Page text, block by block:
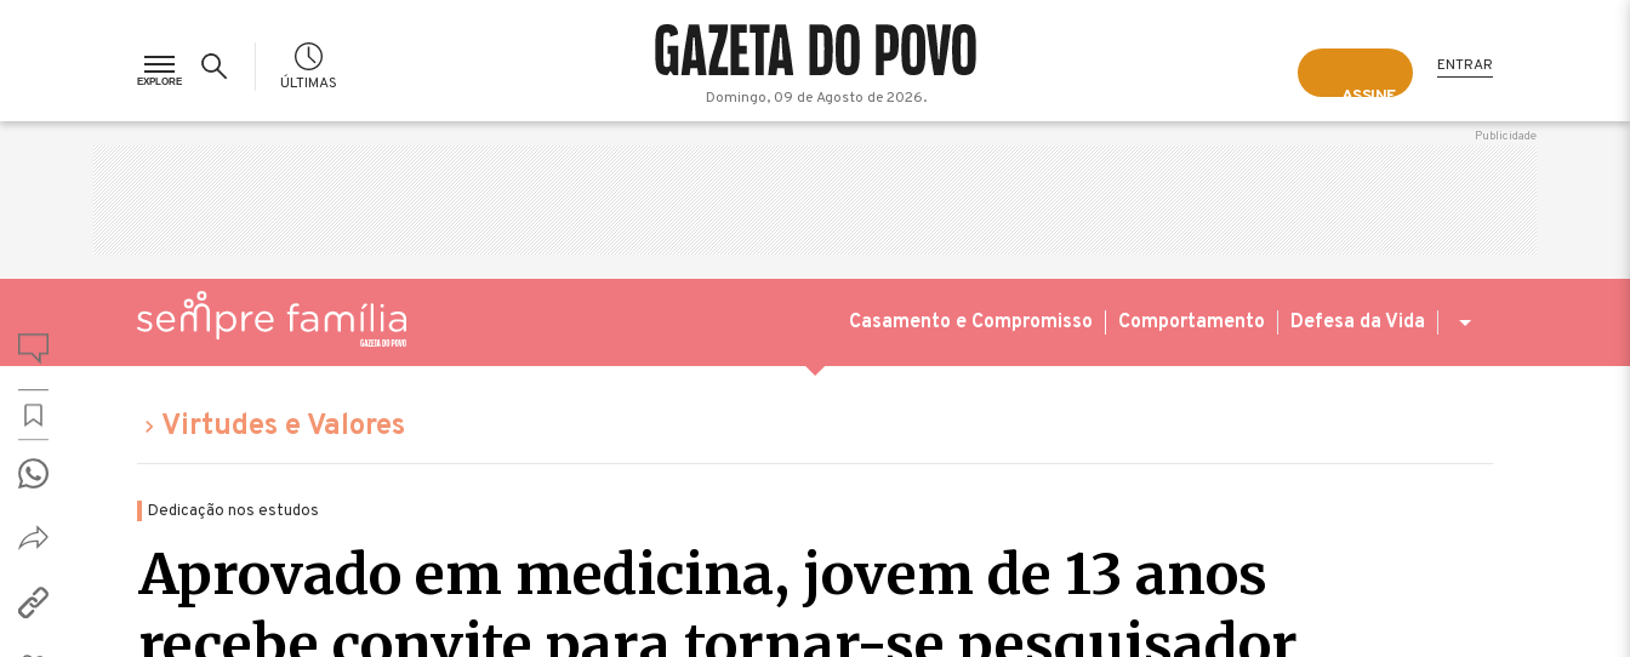
ÚLTIMAS
ASSINE
ENTRAR
Domingo, 09 de Agosto de 2026.
Casamento e Compromisso Comportamento Defesa da Vida
Virtudes e Valores
Aprovado em medicina, jovem de 13 anos
recebe convite para tornar-se pesquisador